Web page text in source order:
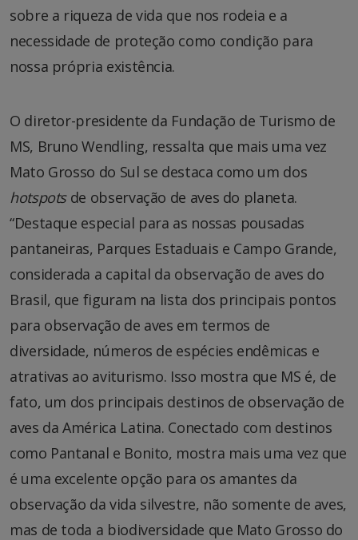
sobre a riqueza de vida que nos rodeia e a
necessidade de proteção como condição para
nossa própria existência.
O diretor-presidente da Fundação de Turismo de
MS, Bruno Wendling, ressalta que mais uma vez
Mato Grosso do Sul se destaca como um dos
hotspots de observação de aves do planeta.
“Destaque especial para as nossas pousadas
pantaneiras, Parques Estaduais e Campo Grande,
considerada a capital da observação de aves do
Brasil, que figuram na lista dos principais pontos
para observação de aves em termos de
diversidade, números de espécies endêmicas e
atrativas ao aviturismo. Isso mostra que MS é, de
fato, um dos principais destinos de observação de
aves da América Latina. Conectado com destinos
como Pantanal e Bonito, mostra mais uma vez que
é uma excelente opção para os amantes da
observação da vida silvestre, não somente de aves,
mas de toda a biodiversidade que Mato Grosso do